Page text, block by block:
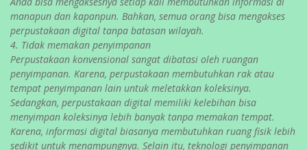
manapun dan kapanpun. Bahkan, semua orang bisa mengakses
perpustakaan digital tanpa batasan wilayah.
4. Tidak memakan penyimpanan
Perpustakaan konvensional sangat dibatasi oleh ruangan
penyimpanan. Karena, perpustakaan membutuhkan rak atau
tempat penyimpanan lain untuk meletakkan koleksinya.
Sedangkan, perpustakaan digital memiliki kelebihan bisa
menyimpan koleksinya lebih banyak tanpa memakan tempat.
Karena, informasi digital biasanya membutuhkan ruang fisik lebih
sedikit untuk menampungnya. Selain itu, teknologi penyimpanan